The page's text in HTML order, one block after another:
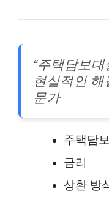
“주택담보
현실적인 해
문가
주택담
금리
상환 방